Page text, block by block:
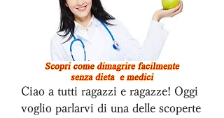
Ciao a tutti ragazzi e ragazze! Oggi
voglio parlarvi di una delle scoperte